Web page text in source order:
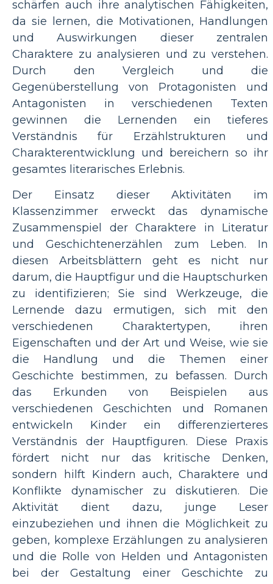
schärfen auch ihre analytischen Fähigkeiten,
da sie lernen, die Motivationen, Handlungen
und Auswirkungen dieser zentralen
Charaktere zu analysieren und zu verstehen.
Durch den Vergleich und die
Gegenüberstellung von Protagonisten und
Antagonisten in verschiedenen Texten
gewinnen die Lernenden ein tieferes
Verständnis für Erzählstrukturen und
Charakterentwicklung und bereichern so ihr
gesamtes literarisches Erlebnis.
Der Einsatz dieser Aktivitäten im
Klassenzimmer erweckt das dynamische
Zusammenspiel der Charaktere in Literatur
und Geschichtenerzählen zum Leben. In
diesen Arbeitsblättern geht es nicht nur
darum, die Hauptfigur und die Hauptschurken
zu identifizieren; Sie sind Werkzeuge, die
Lernende dazu ermutigen, sich mit den
verschiedenen Charaktertypen, ihren
Eigenschaften und der Art und Weise, wie sie
die Handlung und die Themen einer
Geschichte bestimmen, zu befassen. Durch
das Erkunden von Beispielen aus
verschiedenen Geschichten und Romanen
entwickeln Kinder ein differenzierteres
Verständnis der Hauptfiguren. Diese Praxis
fördert nicht nur das kritische Denken,
sondern hilft Kindern auch, Charaktere und
Konflikte dynamischer zu diskutieren. Die
Aktivität dient dazu, junge Leser
einzubeziehen und ihnen die Möglichkeit zu
geben, komplexe Erzählungen zu analysieren
und die Rolle von Helden und Antagonisten
bei der Gestaltung einer Geschichte zu